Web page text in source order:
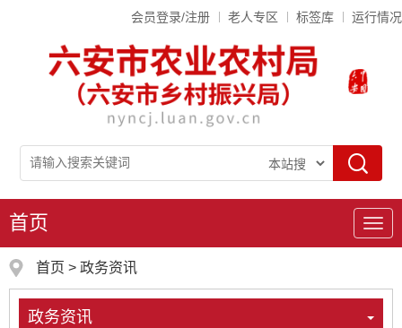
会员登录/注册 老人专区 标签库 运行情况
导
航
首页
首页 > 政务资讯
政务资讯